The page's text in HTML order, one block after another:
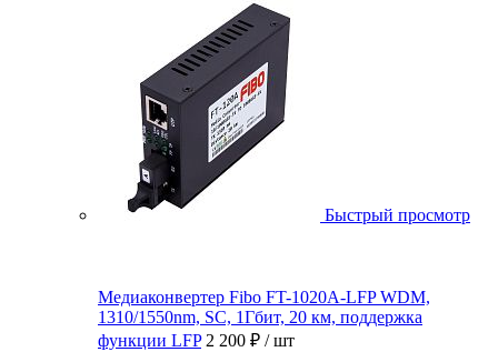
Быстрый просмотр
Медиаконвертер Fibo FT-1020A-LFP WDM,
1310/1550nm, SC, 1Гбит, 20 км, поддержка
функции LFP 2 200 ₽ / шт